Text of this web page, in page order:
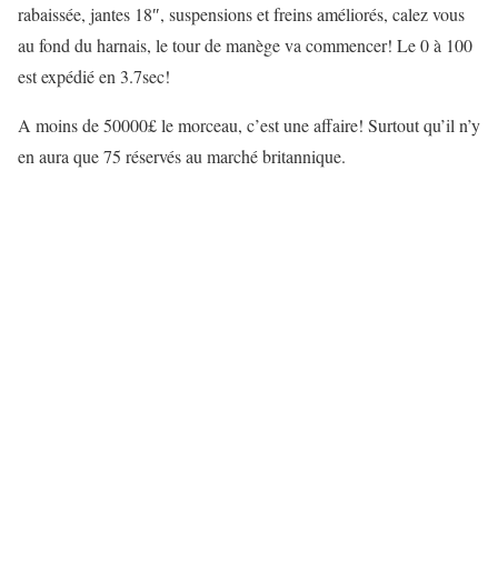
rabaissée, jantes 18″, suspensions et freins améliorés, calez vous
au fond du harnais, le tour de manège va commencer! Le 0 à 100
est expédié en 3.7sec!
A moins de 50000£ le morceau, c’est une affaire! Surtout qu’il n’y
en aura que 75 réservés au marché britannique.